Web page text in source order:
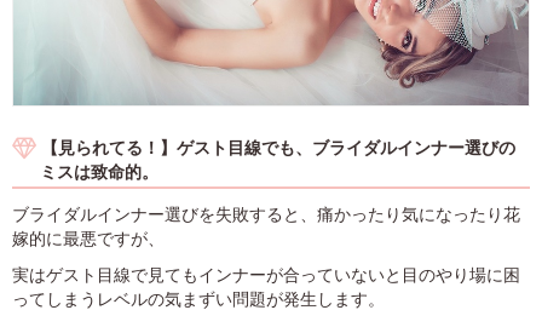
【見られてる！】ゲスト目線でも、ブライダルインナー選びの
ミスは致命的。
ブライダルインナー選びを失敗すると、痛かったり気になったり花
嫁的に最悪ですが、
実はゲスト目線で見てもインナーが合っていないと目のやり場に困
ってしまうレベルの気まずい問題が発生します。